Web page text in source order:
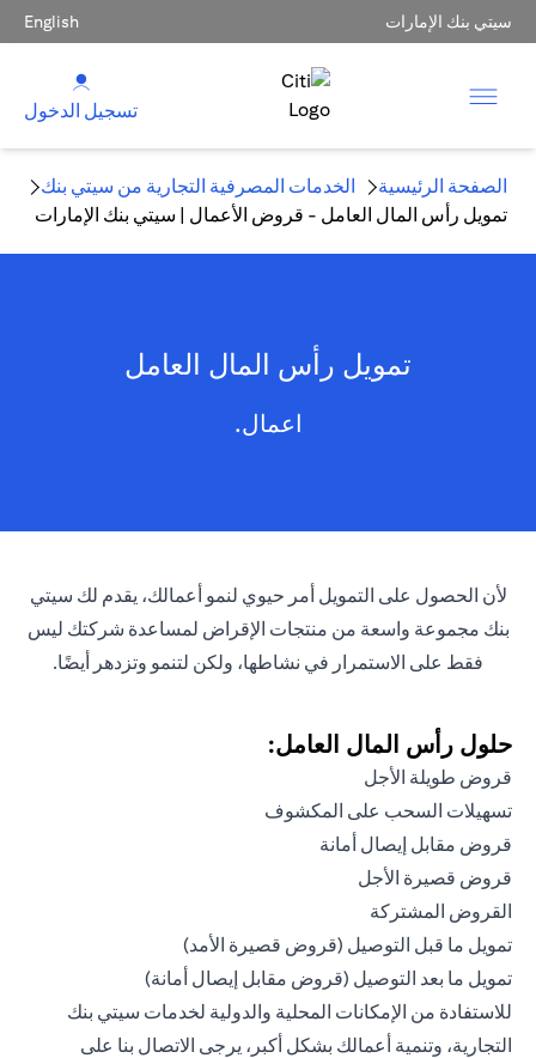
سيتي بنك الإمارات English
تسجيل الدخول
الصفحة الرئيسية
الخدمات المصرفية التجارية من سيتي بنك
تمويل رأس المال العامل - قروض الأعمال | سيتي بنك الإمارات
تمويل رأس المال العامل
اعمال.
لأن الحصول على التمويل أمر حيوي لنمو أعمالك، يقدم لك سيتي
بنك مجموعة واسعة من منتجات الإقراض لمساعدة شركتك ليس
فقط على الاستمرار في نشاطها، ولكن لتنمو وتزدهر أيضًا.
حلول رأس المال العامل:
قروض طويلة الأجل
تسهيلات السحب على المكشوف
قروض مقابل إيصال أمانة
قروض قصيرة الأجل
القروض المشتركة
تمويل ما قبل التوصيل (قروض قصيرة الأمد)
تمويل ما بعد التوصيل (قروض مقابل إيصال أمانة)
للاستفادة من الإمكانات المحلية والدولية لخدمات سيتي بنك
التجارية، وتنمية أعمالك بشكل أكبر، يرجى الاتصال بنا على